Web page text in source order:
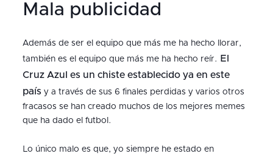
Mala publicidad
Además de ser el equipo que más me ha hecho llorar,
también es el equipo que más me ha hecho reír.
El
Cruz Azul es un chiste establecido ya en este
país y a través de sus 6 finales perdidas y varios otros
fracasos se han creado muchos de los mejores memes
que ha dado el futbol.
Lo único malo es que, yo siempre he estado en